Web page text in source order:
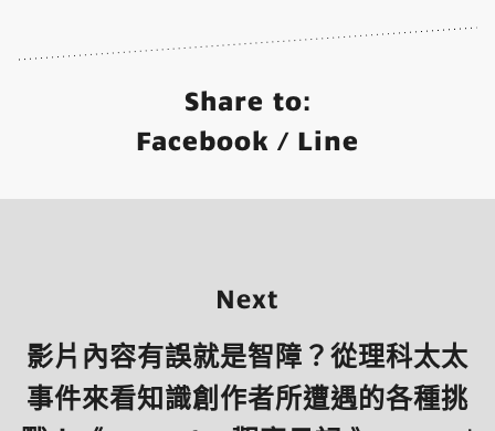
Share to:
Facebook / Line
Next
影片內容有誤就是智障？從理科太太
事件來看知識創作者所遭遇的各種挑